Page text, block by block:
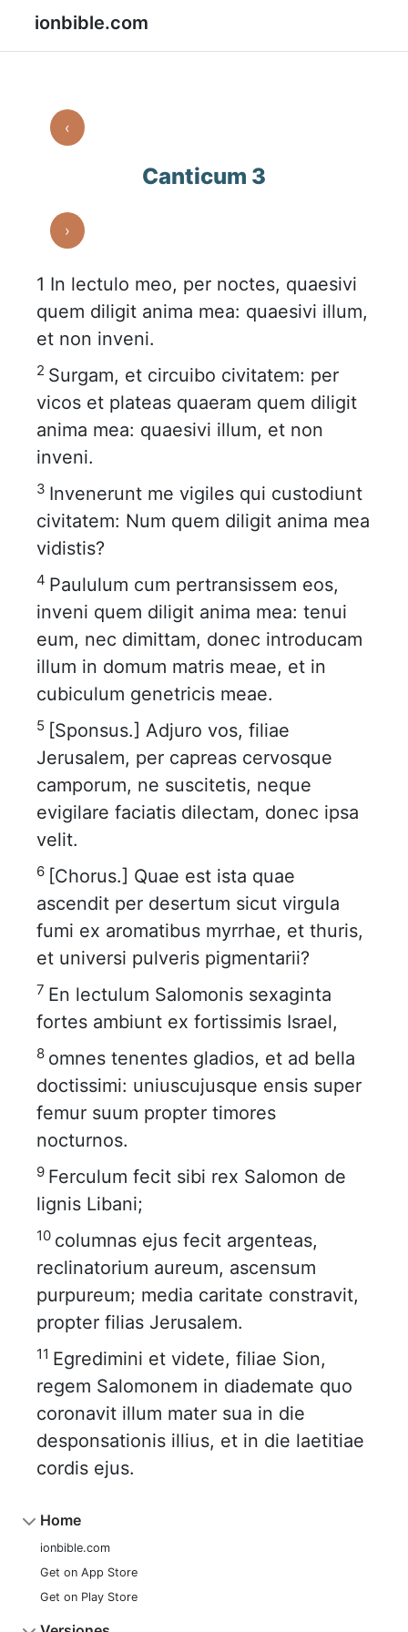
ionbible.com
Home
ionbible.com
Get on App Store
Get on Play Store
‹
Canticum 3
›
1 In lectulo meo, per noctes, quaesivi
quem diligit anima mea: quaesivi illum,
et non inveni.
2 Surgam, et circuibo civitatem: per
vicos et plateas quaeram quem diligit
anima mea: quaesivi illum, et non
inveni.
3 Invenerunt me vigiles qui custodiunt
civitatem: Num quem diligit anima mea
vidistis?
4 Paululum cum pertransissem eos,
inveni quem diligit anima mea: tenui
eum, nec dimittam, donec introducam
illum in domum matris meae, et in
cubiculum genetricis meae.
5 [Sponsus.] Adjuro vos, filiae
Jerusalem, per capreas cervosque
camporum, ne suscitetis, neque
evigilare faciatis dilectam, donec ipsa
velit.
6 [Chorus.] Quae est ista quae
ascendit per desertum sicut virgula
fumi ex aromatibus myrrhae, et thuris,
et universi pulveris pigmentarii?
7 En lectulum Salomonis sexaginta
fortes ambiunt ex fortissimis Israel,
8 omnes tenentes gladios, et ad bella
doctissimi: uniuscujusque ensis super
femur suum propter timores
nocturnos.
9 Ferculum fecit sibi rex Salomon de
lignis Libani;
10 columnas ejus fecit argenteas,
reclinatorium aureum, ascensum
purpureum; media caritate constravit,
propter filias Jerusalem.
11 Egredimini et videte, filiae Sion,
regem Salomonem in diademate quo
coronavit illum mater sua in die
desponsationis illius, et in die laetitiae
cordis ejus.